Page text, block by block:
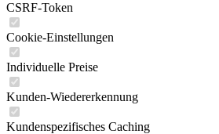
CSRF-Token
Cookie-Einstellungen
Individuelle Preise
Kunden-Wiedererkennung
Kundenspezifisches Caching